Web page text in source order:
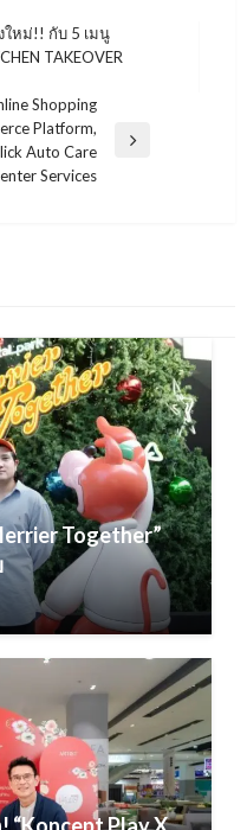
หม่!! กับ 5 เมนู
TAKEOVER
Shopping
Platform,
Auto Care
Services
Together”